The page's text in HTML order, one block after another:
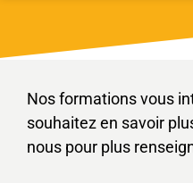
Nos formations vous
souhaitez en savoir
nous pour plus